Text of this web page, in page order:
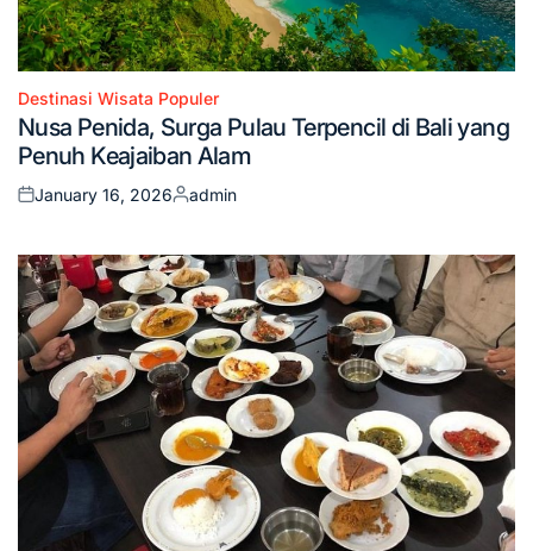
Posted
in
Destinasi Wisata Populer
Nusa Penida, Surga Pulau Terpencil di Bali yang
Penuh Keajaiban Alam
Posted
January 16, 2026
Posted
admin